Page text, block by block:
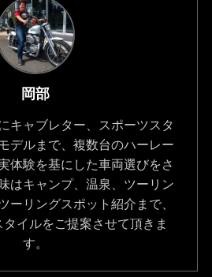
岡部
キャブレター、スポーツスタ
デルまで、複数台のハーレー
体験を基にした車両選びをさ
はキャンプ、温泉、ツーリン
ーリングスポット紹介まで、
イルをご提案させて頂きま
す。